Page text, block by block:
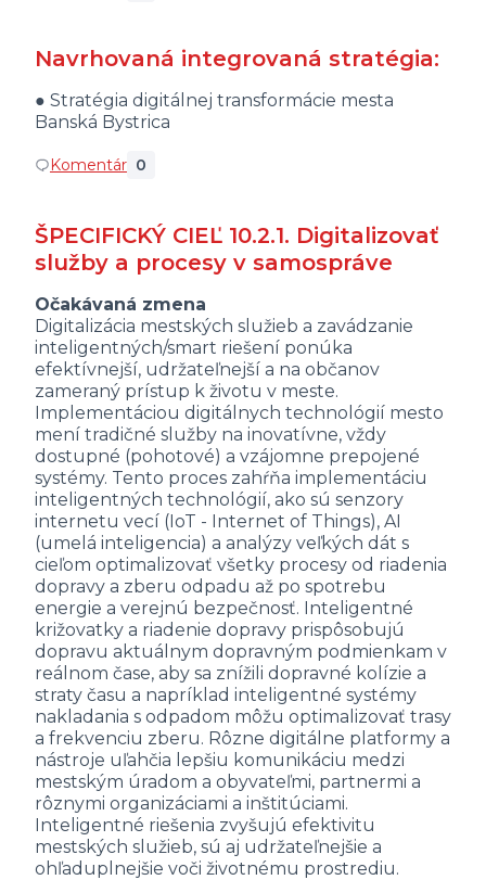
Navrhovaná integrovaná stratégia:
● Stratégia digitálnej transformácie mesta
Banská Bystrica
Komentár 0
ŠPECIFICKÝ CIEĽ 10.2.1. Digitalizovať
služby a procesy v samospráve
Očakávaná zmena
Digitalizácia mestských služieb a zavádzanie
inteligentných/smart riešení ponúka
efektívnejší, udržateľnejší a na občanov
zameraný prístup k životu v meste.
Implementáciou digitálnych technológií mesto
mení tradičné služby na inovatívne, vždy
dostupné (pohotové) a vzájomne prepojené
systémy. Tento proces zahŕňa implementáciu
inteligentných technológií, ako sú senzory
internetu vecí (IoT - Internet of Things), AI
(umelá inteligencia) a analýzy veľkých dát s
cieľom optimalizovať všetky procesy od riadenia
dopravy a zberu odpadu až po spotrebu
energie a verejnú bezpečnosť. Inteligentné
križovatky a riadenie dopravy prispôsobujú
dopravu aktuálnym dopravným podmienkam v
reálnom čase, aby sa znížili dopravné kolízie a
straty času a napríklad inteligentné systémy
nakladania s odpadom môžu optimalizovať trasy
a frekvenciu zberu. Rôzne digitálne platformy a
nástroje uľahčia lepšiu komunikáciu medzi
mestským úradom a obyvateľmi, partnermi a
rôznymi organizáciami a inštitúciami.
Inteligentné riešenia zvyšujú efektivitu
mestských služieb, sú aj udržateľnejšie a
ohľaduplnejšie voči životnému prostrediu.